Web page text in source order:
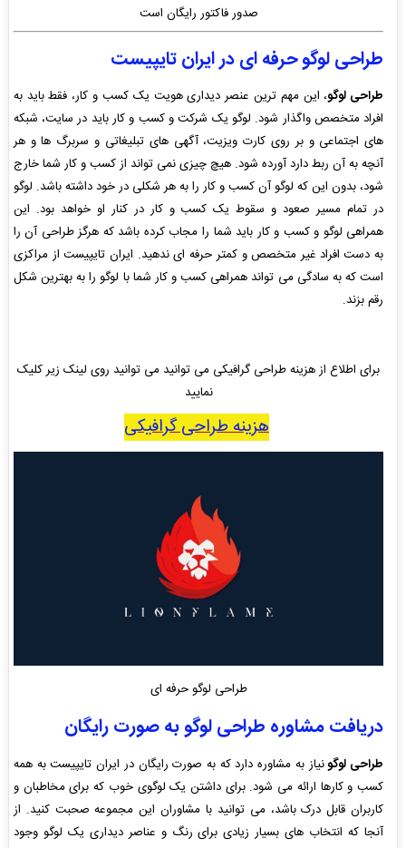
صدور فاکتور رایگان است
طراحی لوگو حرفه ای در ایران تایپیست
طراحی لوگو، این مهم ترین عنصر دیداری هویت یک کسب و کار، فقط باید به
افراد متخصص واگذار شود. لوگو یک شرکت و کسب و کار باید در سایت، شبکه
های اجتماعی و بر روی کارت ویزیت، آگهی های تبلیغاتی و سربرگ ها و هر
آنچه به آن ربط دارد آورده شود. هیچ چیزی نمی تواند از کسب و کار شما خارج
شود، بدون این که لوگو آن کسب و کار را به هر شکلی در خود داشته باشد. لوگو
در تمام مسیر صعود و سقوط یک کسب و کار در کنار او خواهد بود. این
همراهی لوگو و کسب و کار باید شما را مجاب کرده باشد که هرگز طراحی آن را
به دست افراد غیر متخصص و کمتر حرفه ای ندهید. ایران تایپیست از مراکزی
است که به سادگی می تواند همراهی کسب و کار شما با لوگو را به بهترین شکل
رقم بزند.
برای اطلاع از هزینه طراحی گرافیکی می توانید می توانید روی لینک زیر کلیک
نمایید
هزینه طراحی گرافیکی
طراحی لوگو حرفه ای
دریافت مشاوره طراحی لوگو به صورت رایگان
طراحی لوگونیاز به مشاوره دارد که به صورت رایگان در ایران تایپیست به همه
کسب و کارها ارائه می شود. برای داشتن یک لوگوی خوب که برای مخاطبان و
کاربران قابل درک باشد، می توانید با مشاوران این مجموعه صحبت کنید. از
آنجا که انتخاب های بسیار زیادی برای رنگ و عناصر دیداری یک لوگو وجود